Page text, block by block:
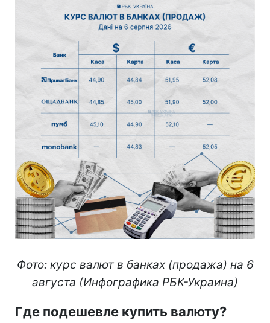
Фото: курс валют в банках (продажа) на 6
августа (Инфографика РБК-Украина)
Где подешевле купить валюту?